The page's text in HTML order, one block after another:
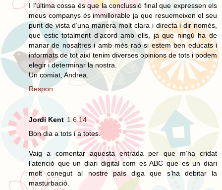
I l’última cossa és que la conclussió final que expressen els
meus companys és immillorable ja que resuemeixen el seu
punt de vista d’una manera molt clara i directa i dir només,
que estic totalment d’acord amb ells, ja que ningú ha de
manar de nosaltres i amb més raó si estem ben educats i
informats de tot així tenim diverses opinions de tots i podem
elegir i determinar la nostra.
Un comiat, Andrea.
Respon
Jordi Kent 1.6.14
Bon dia a tots i a totes.
Vaig a comentar aquesta entrada per que m’ha cridat
l’atenció que un diari digital com es ABC que es un diari
molt conegut al nostre país diga que s’ha debitar la
masturbació.